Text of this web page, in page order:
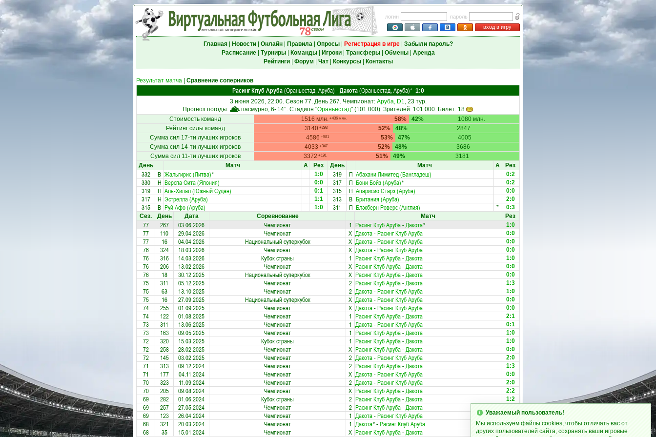
логин
пароль
вход в игру
Главная| Новости| Онлайн| Правила| Опросы| Регистрация в игре| Забыли пароль?
Расписание| Турниры| Команды| Игроки| Трансферы| Обмены| Аренда
Рейтинги| Форум Чат| Конкурсы| Контакты
Результат матча Сравнение соперников
Расинг Клуб Аруба(Ораньестад, Аруба) - Дакота(Ораньестад, Аруба)* 1:0
3 июня 2026, 22:00. Сезон 77. День 267. Чемпионат: Аруба, D1, 23 тур.
Прогноз погоды:
пасмурно, 6- 14°. Стадион "Ораньестад" (101 000). Зрителей: 101 000. Билет: 18
Стоимость команд
1516 млн. +436 млн. 58% 1080 млн.
42%
Рейтинг силы команд
3140 +293 52% 2847
48%
Сумма сил 17-ти лучших игроков
4586 +581 53% 4005
47%
Сумма сил 14-ти лучших игроков
4033 +347 52% 3686
48%
Сумма сил 11-ти лучших игроков
3372 +191 51% 3181
49%
День
Матч А Рез
332 В Жальгирис (Литва)* 1:0
330 Н Верспа Оита (Япония) 0:0
319 П Аль-Хилал (Южный Судан) 0:1
317 Н Эстрелла (Аруба) 1:1
315 В Руй Афо (Аруба) 1:0
День Матч А Рез
319 П Абахани Лимитед (Бангладеш) 0:2
317 П Бони Бойз (Аруба)* 0:2
315 Н Апарисио Старз (Аруба) 0:0
313 В Британия (Аруба) 2:0
311 П Блэкберн Роверс (Англия) *
0:3
Сез.
День Дата Соревнование Матч Рез
77 267 03.06.2026 Чемпионат 1 Расинг Клуб Аруба-Дакота* 1:0
77 110 29.04.2026 Чемпионат X Дакота-Расинг Клуб Аруба 0:0
77 16 04.04.2026 Национальный суперкубок X Дакота-Расинг Клуб Аруба 0:0
76 324 18.03.2026 Чемпионат X Дакота-Расинг Клуб Аруба 0:0
76 316 14.03.2026 Кубок страны 1 Расинг Клуб Аруба-Дакота 1:0
76 206 13.02.2026 Чемпионат X Расинг Клуб Аруба-Дакота 0:0
76 18 30.12.2025 Национальный суперкубок X Расинг Клуб Аруба-Дакота 0:0
75 311 05.12.2025 Чемпионат 2 Расинг Клуб Аруба-Дакота 1:3
75 63 13.10.2025 Чемпионат 2 Дакота-Расинг Клуб Аруба 1:0
75 16 27.09.2025 Национальный суперкубок X Дакота-Расинг Клуб Аруба 0:0
74 255 01.09.2025 Чемпионат X Дакота-Расинг Клуб Аруба 0:0
74 122 01.08.2025 Чемпионат 1 Расинг Клуб Аруба-Дакота 2:1
73 311 13.06.2025 Чемпионат 1 Дакота-Расинг Клуб Аруба 0:1
73 163 09.05.2025 Чемпионат 1 Расинг Клуб Аруба-Дакота 1:0
72 320 15.03.2025 Кубок страны 1 Расинг Клуб Аруба-Дакота 1:0
72 258 28.02.2025 Чемпионат X Расинг Клуб Аруба-Дакота 0:0
72 145 03.02.2025 Чемпионат 2 Дакота-Расинг Клуб Аруба 2:0
71 313 09.12.2024 Чемпионат 2 Расинг Клуб Аруба-Дакота 1:3
71 177 04.11.2024 Чемпионат X Дакота-Расинг Клуб Аруба 0:0
70 323 11.09.2024 Чемпионат 2 Дакота-Расинг Клуб Аруба 2:0
70 205 09.08.2024 Чемпионат X Расинг Клуб Аруба-Дакота 2:2
69 282 01.06.2024 Кубок страны 2 Расинг Клуб Аруба-Дакота 1:2
69 257 27.05.2024 Чемпионат 2 Расинг Клуб Аруба-Дакота
69 123 26.04.2024 Чемпионат 1 Дакота-Расинг Клуб Аруба 1:2
68 321 20.03.2024 Чемпионат 1 Дакота*-Расинг Клуб Аруба 1:2
68 35 15.01.2024 Чемпионат X Расинг Клуб Аруба-Дакота 0:0
Уважаемый пользователь!
Мы используем файлы cookies, чтобы отличать вас от
других пользователей сайта, сохранять ваши игровые